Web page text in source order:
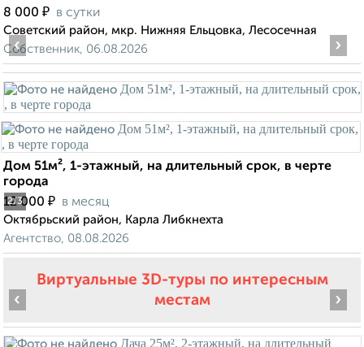
8 000 ₽ в сутки
Советский район, мкр. Нижняя Ельцовка, Лесосечная
Собственник, 06.08.2026
2/3
‹ ›
Дом 51м², 1-этажный, на длительный срок, в черте
города
12 000 ₽ в месяц
Октябрьский район, Карла Либкнехта
Агентство, 08.08.2026
Виртуальные 3D-туры по интересным
местам
‹ ›